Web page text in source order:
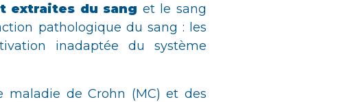
extraites du sang et le sang
pathologique du sang : les
inadaptée du système
maladie de Crohn (MC) et des